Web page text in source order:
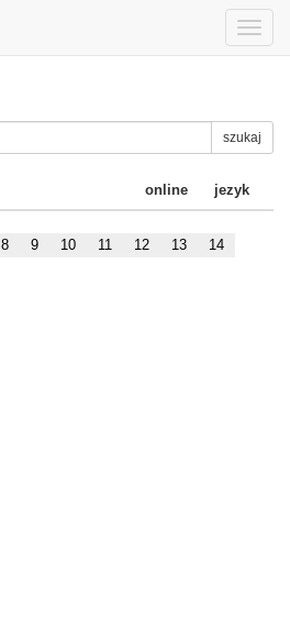
Toggle
szukaj
online jezyk
8 9 10 11 12 13 14